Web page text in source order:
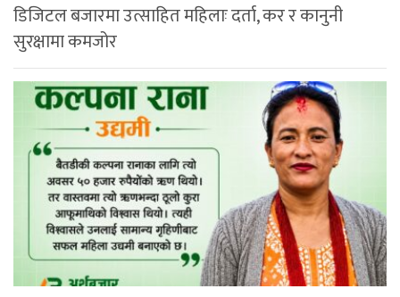
डिजिटल बजारमा उत्साहित महिलाः दर्ता, कर र कानुनी
सुरक्षामा कमजोर